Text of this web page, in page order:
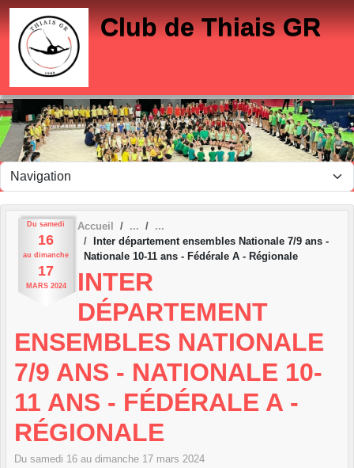
Club de Thiais GR
Du samedi
16
au dimanche
17
MARS 2024
Accueil
Inter département ensembles Nationale 7/9 ans -
Nationale 10-11 ans - Fédérale A - Régionale
INTER
DÉPARTEMENT
ENSEMBLES NATIONALE
7/9 ANS - NATIONALE 10-
11 ANS - FÉDÉRALE A -
RÉGIONALE
Du samedi 16 au dimanche 17 mars 2024
Panneau de gestion des cookies